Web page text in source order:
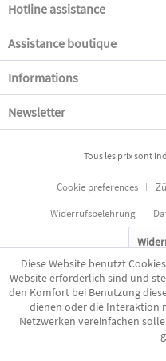
Hotline assistance
Assistance boutique
Informations
Newsletter
Tous les prix sont
Cookie preferences
Widerrufsbelehrung
Diese Website benutzt
Website erforderlich sind und
den Komfort bei Benutzung
dienen oder die Interaktion
Netzwerken vereinfachen